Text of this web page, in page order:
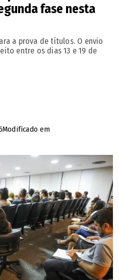
ou organização
menos três membros da
de habitação em
de escolas
com maioria de
apresentar declaração
associação da
Fundação Cultural Palmares
como quilombola.
problemas do CNU foi
preencheram toda a
e que, por isso,
fase nesta
a prova de títulos. O envio
entre os dias 13 e 19 de
Modificado em